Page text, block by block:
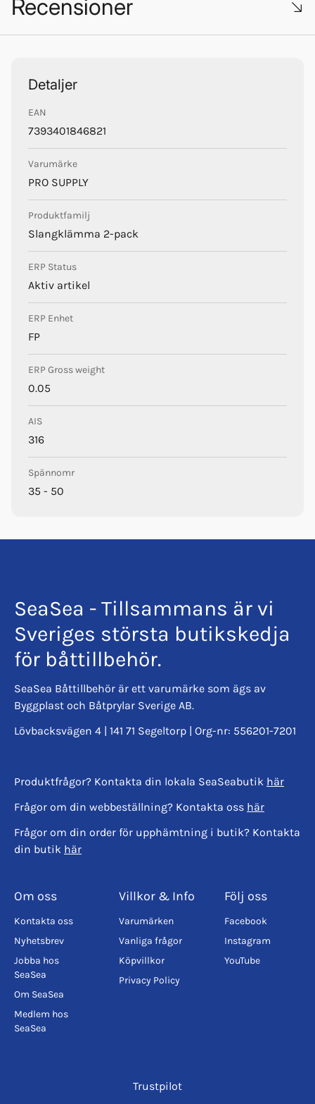
Pro Supply
Recensioner
Detaljer
EAN
7393401846821
Varumärke
PRO SUPPLY
Produktfamilj
Slangklämma 2-pack
ERP Status
Aktiv artikel
ERP Enhet
FP
ERP Gross weight
0.05
AIS
316
Spännomr
35 - 50
SeaSea - Tillsammans är vi
Sveriges största butikskedja
för båttillbehör.
SeaSea Båttillbehör är ett varumärke som ägs av
Byggplast och Båtprylar Sverige AB.
Lövbacksvägen 4 | 141 71 Segeltorp | Org-nr: 556201-7201
Produktfrågor? Kontakta din lokala SeaSeabutik här
Frågor om din webbeställning? Kontakta oss här
Frågor om din order för upphämtning i butik? Kontakta
din butik här
Om oss
Kontakta oss
Nyhetsbrev
Jobba hos
SeaSea
Om SeaSea
Medlem hos
SeaSea
Villkor & Info
Varumärken
Vanliga frågor
Köpvillkor
Privacy Policy
Följ oss
Facebook
Instagram
YouTube
Trustpilot